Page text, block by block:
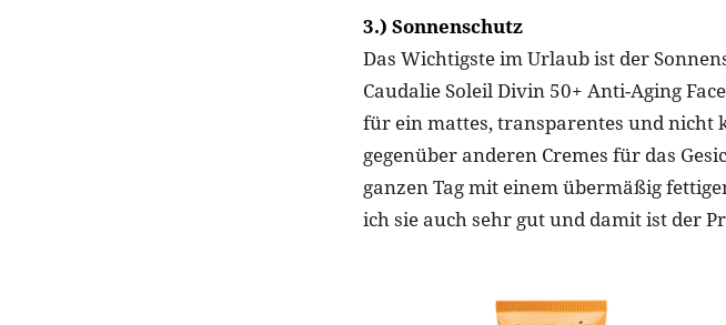
3.) Sonnenschutz
Das Wichtigste im Urlaub ist der
Caudalie Soleil Divin 50+ Anti-Aging
für ein mattes, transparentes und nicht
gegenüber anderen Cremes für das
ganzen Tag mit einem übermäßig
ich sie auch sehr gut und damit ist der